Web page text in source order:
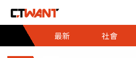
最新
社會